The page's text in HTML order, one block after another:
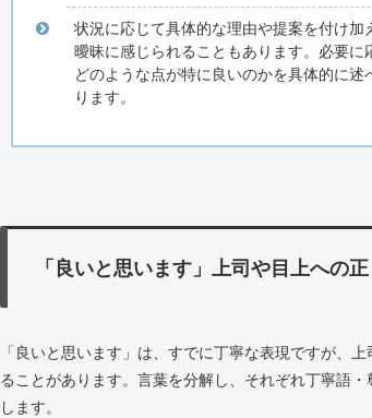
状況に応じて具体的な理由や提案を付け
曖昧に感じられることもあります。必要
どのような点が特に良いのかを具体的に
ります。
「良いと思います」上司や目上への
「良いと思います」は、すでに丁寧な表現ですが、
ることがあります。言葉を分解し、それぞれ丁寧語
します。